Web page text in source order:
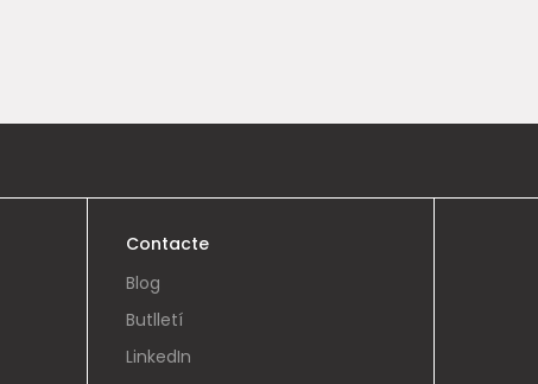
Contacte
Blog
Butlletí
LinkedIn